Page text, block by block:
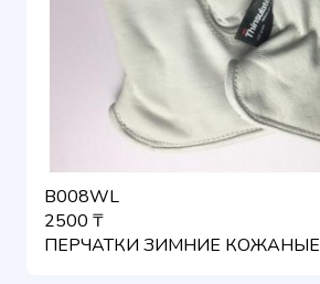
B008WL
2500 ₸
ПЕРЧАТКИ ЗИМНИЕ КОЖАНЫЕ